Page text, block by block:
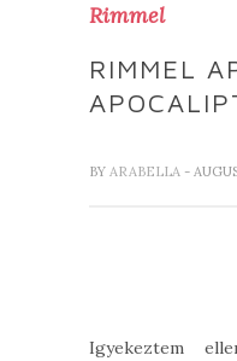
Rimmel
RIMMEL
BY ARABELLA -
Igyekeztem